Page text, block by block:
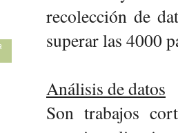
recolección de
superar las 4000
Análisis de datos
Son trabajos